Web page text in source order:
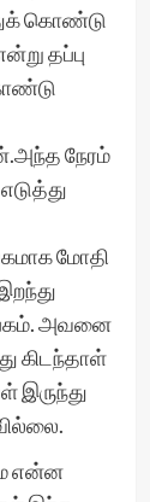
கொண்டு
தப்பு
நேரம்
மோதி
அவனை
கிடந்தாள்
இருந்து
என்ன